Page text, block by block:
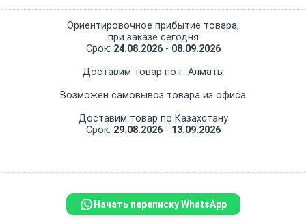
Ориентировочное прибытие товара,
при заказе сегодня
Срок: 24.08.2026- 08.09.2026
Доставим товар по г. Алматы
Возможен самовывоз товара из офиса
Доставим товар по Казахстану
Срок: 29.08.2026- 13.09.2026
Начать переписку WhatsApp